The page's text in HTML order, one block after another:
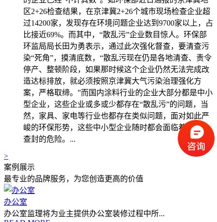
区2+26检查结果，在京津冀2+26个城市现场检查企业超
过14200家，发现存在环境问题企业达到9700家以上，占
比接近69%。而其中，“散乱污”企业数目惊人。环保部
环监局局长田为勇表示，通过此次强化督查，要清查污
染“死角”，摸清底数，“散乱污现在仍是各地清查、责令
停产、整顿阶段，如果那时候这个企业仍然无法完成改
造达标排放，就必须按照京津冀大气污染治理强化方
案，严格取缔。”而国内涂料行业的企业大部分都是中小
型企业，这些企业或多或少都存在“散乱污”的问题，当
然，家具、家电等行业也都存在类似问题，面对如此严
峻的环保形势，这些中小型企业随时都会面临着关停、
查封的危险。...
>
案例展示
最专业的品牌服务，为您创造更高的价值
办公室
办公室监理将为业主提供办公室装修过程中所...